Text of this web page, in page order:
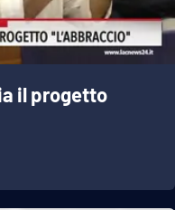
il progetto